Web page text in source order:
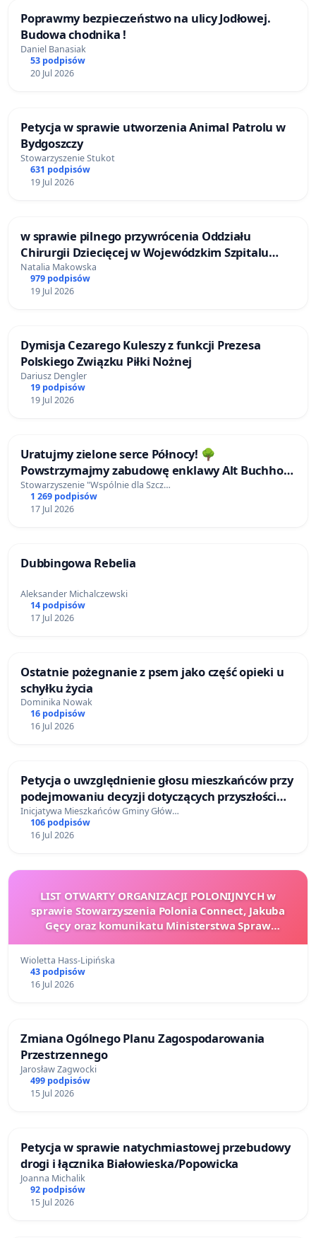
Poprawmy bezpieczeństwo na ulicy Jodłowej.
Budowa chodnika !
Daniel Banasiak
53 podpisów
20 Jul 2026
Petycja w sprawie utworzenia Animal Patrolu w
Bydgoszczy
Stowarzyszenie Stukot
631 podpisów
19 Jul 2026
w sprawie pilnego przywrócenia Oddziału
Chirurgii Dziecięcej w Wojewódzkim Szpitalu
Zespolonym im. prof. Marcina Kacprzaka w
Płocku
Natalia Makowska
979 podpisów
19 Jul 2026
Dymisja Cezarego Kuleszy z funkcji Prezesa
Polskiego Związku Piłki Nożnej
Dariusz Dengler
19 podpisów
19 Jul 2026
Uratujmy zielone serce Północy! 🌳
Powstrzymajmy zabudowę enklawy Alt Buchholz
(Stare Bukowo)!
Stowarzyszenie "Wspólnie dla Szcz…
1 269 podpisów
17 Jul 2026
Dubbingowa Rebelia
Aleksander Michalczewski
14 podpisów
17 Jul 2026
Ostatnie pożegnanie z psem jako część opieki u
schyłku życia
Dominika Nowak
16 podpisów
16 Jul 2026
Petycja o uwzględnienie głosu mieszkańców przy
podejmowaniu decyzji dotyczących przyszłości
Gminy Główczyce
Inicjatywa Mieszkańców Gminy Głów…
106 podpisów
16 Jul 2026
LIST OTWARTY ORGANIZACJI POLONIJNYCH w
sprawie Stowarzyszenia Polonia Connect, Jakuba
Gęcy oraz komunikatu Ministerstwa Spraw
Wioletta Hass-Lipińska
43 podpisów
16 Jul 2026
Zmiana Ogólnego Planu Zagospodarowania
Przestrzennego
Jarosław Zagwocki
499 podpisów
15 Jul 2026
Petycja w sprawie natychmiastowej przebudowy
drogi i łącznika Białowieska/Popowicka
Joanna Michalik
92 podpisów
15 Jul 2026